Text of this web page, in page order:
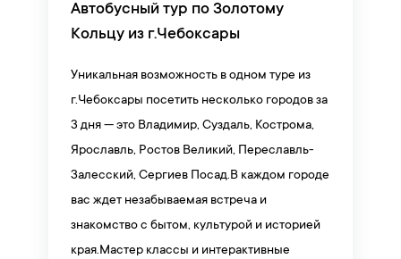
Автобусный тур по Золотому
Кольцу из г.Чебоксары
Уникальная возможность в одном туре из
г.Чебоксары посетить несколько городов за
3 дня — это Владимир, Суздаль, Кострома,
Ярославль, Ростов Великий, Переславль-
Залесский, Сергиев Посад.В каждом городе
вас ждет незабываемая встреча и
знакомство с бытом, культурой и историей
края.Мастер классы и интерактивные